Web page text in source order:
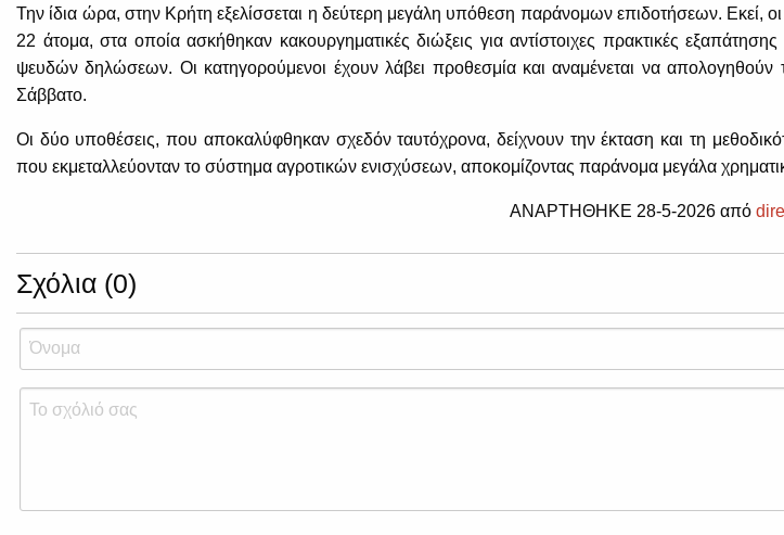
Την ίδια ώρα, στην Κρήτη εξελίσσεται η δεύτερη μεγάλη υπόθεση παράνομων επιδοτήσεων. Εκεί,
22 άτομα, στα οποία ασκήθηκαν κακουργηματικές διώξεις για αντίστοιχες πρακτικές
ψευδών δηλώσεων. Οι κατηγορούμενοι έχουν λάβει προθεσμία και αναμένεται να απολογηθούν
Σάββατο.
Οι δύο υποθέσεις, που αποκαλύφθηκαν σχεδόν ταυτόχρονα, δείχνουν την έκταση και τη
που εκμεταλλεύονταν το σύστημα αγροτικών ενισχύσεων, αποκομίζοντας παράνομα μεγάλα
ΑΝΑΡΤΗΘΗΚΕ 28-5-2026 από
Σχόλια (0)